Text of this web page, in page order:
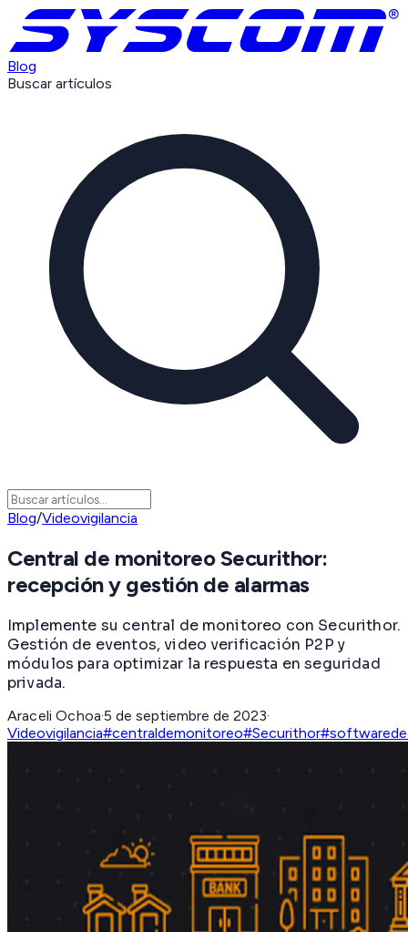
Blog
Buscar artículos
Blog/Videovigilancia
Central de monitoreo Securithor:
recepción y gestión de alarmas
Implemente su central de monitoreo con Securithor.
Gestión de eventos, video verificación P2P y
módulos para optimizar la respuesta en seguridad
privada.
Araceli Ochoa·5 de septiembre de 2023·
Videovigilancia#centraldemonitoreo#Securithor